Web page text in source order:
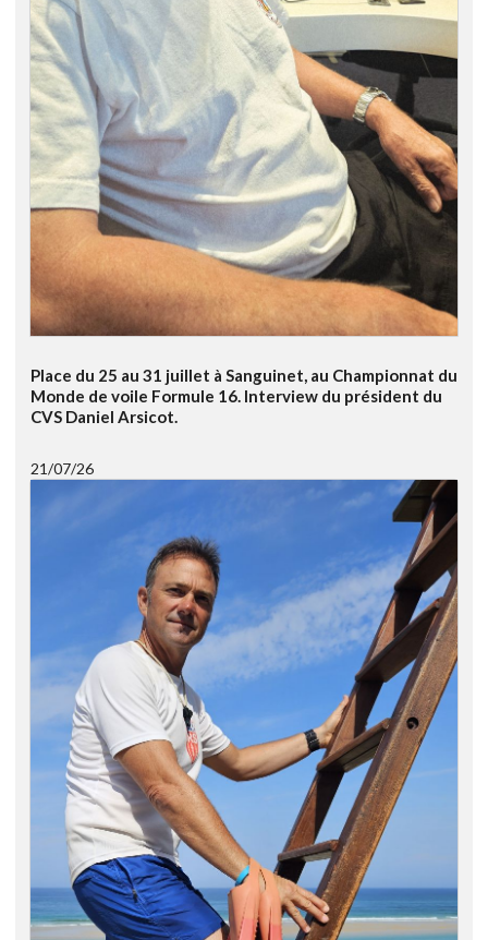
Place du 25 au 31 juillet à Sanguinet, au Championnat du
Monde de voile Formule 16. Interview du président du
CVS Daniel Arsicot.
21/07/26